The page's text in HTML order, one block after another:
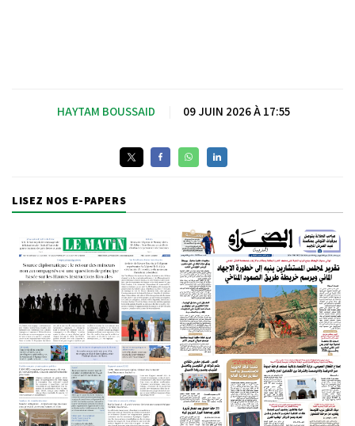
HAYTAM BOUSSAID 09 JUIN 2026 À 17:55
LISEZ NOS E-PAPERS